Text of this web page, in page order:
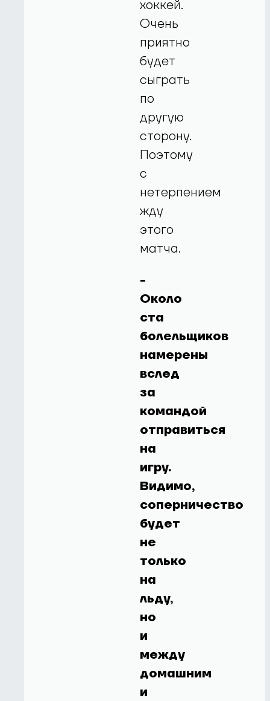
хоккей.
Очень
приятно
будет
сыграть
по
другую
сторону.
Поэтому
с
нетерпением
жду
этого
матча.
-
Около
ста
болельщиков
намерены
вслед
за
командой
отправиться
на
игру.
Видимо,
соперничество
будет
не
только
на
льду,
но
и
между
домашним
и